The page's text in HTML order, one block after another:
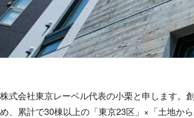
株式会社東京レーベル代表の小栗と申します。
め、累計で30棟以上の「東京23区」×「土地か